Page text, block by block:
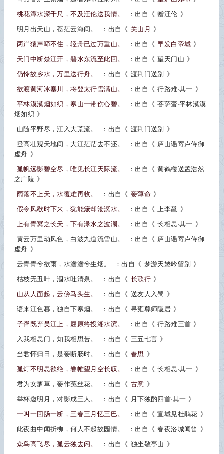
桃花潭水深千尺，不及汪伦送我情。
：出自《 赠汪伦 》
明月出天山，苍茫云海间。
：出自《 关山月 》
两岸猿声啼不住，轻舟已过万重山。
：出自《 早发白帝城 》
天门中断楚江开，碧水东流至此回。
：出自《 望天门山 》
仍怜故乡水，万里送行舟。
：出自《 渡荆门送别 》
欲渡黄河冰塞川，将登太行雪满山。
：出自《 行路难·其一 》
平林漠漠烟如织，寒山一带伤心碧。
：出自《 菩萨蛮·平林漠漠
烟如织 》
山随平野尽，江入大荒流。
：出自《 渡荆门送别 》
登高壮观天地间，大江茫茫去不还。
：出自《 庐山谣寄卢侍御
虚舟 》
孤帆远影碧空尽，唯见长江天际流。
：出自《 黄鹤楼送孟浩然
之广陵 》
雨落不上天，水覆难再收。
：出自《 妾薄命 》
假令风歇时下来，犹能簸却沧溟水。
：出自《 上李邕 》
上有青冥之长天，下有渌水之波澜。
：出自《 长相思·其一 》
黄云万里动风色，白波九道流雪山。
：出自《 庐山谣寄卢侍御
虚舟 》
云青青兮欲雨，水澹澹兮生烟。
：出自《 梦游天姥吟留别 》
枯枝无丑叶，涸水吐清泉。
：出自《 长歌行 》
山从人面起，云傍马头生。
：出自《 送友人入蜀 》
语来江色暮，独自下寒烟。
：出自《 寻雍尊师隐居 》
子胥既弃吴江上，屈原终投湘水滨。
：出自《 行路难三首 》
入我相思门，知我相思苦。
：出自《 三五七言 》
当君怀归日，是妾断肠时。
：出自《 春思 》
孤灯不明思欲绝，卷帷望月空长叹。
：出自《 长相思·其一 》
君为女萝草，妾作菟丝花。
：出自《 古意 》
举杯邀明月，对影成三人。
：出自《 月下独酌四首·其一 》
一叫一回肠一断，三春三月忆三巴。
：出自《 宣城见杜鹃花 》
此夜曲中闻折柳，何人不起故园情。
：出自《 春夜洛城闻笛 》
众鸟高飞尽，孤云独去闲。
：出自《 独坐敬亭山 》